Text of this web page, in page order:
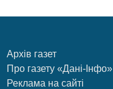
Архів газет
Про газету «Дані-Інфо»
Реклама на сайті